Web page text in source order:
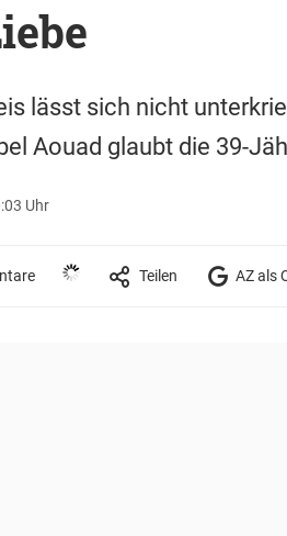
lässt sich nicht
Aouad glaubt die 39-
Uhr
Teilen AZ als